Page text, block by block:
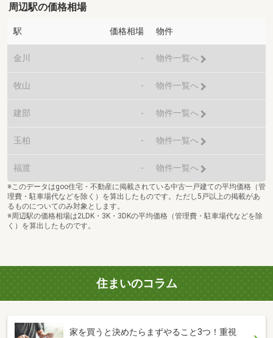
周辺駅の価格相場
駅 価格相場 物件
金川 - 物件一覧へ
牧山 - 物件一覧へ
建部 - 物件一覧へ
玉柏 - 物件一覧へ
福渡 - 物件一覧へ
※このデータはgoo住宅・不動産に掲載されている中古一戸建ての平均価格（管
理費・駐車場代などを除く）を算出したものです。ただし5戸以上の掲載があ
るものについてのみ対象とします。
※周辺駅の価格相場は2LDK・3K・3DKの平均価格（管理費・駐車場代などを除
く）を算出したものです。
住まいのコラム
家を買うと決めたらまずやること3つ！重視